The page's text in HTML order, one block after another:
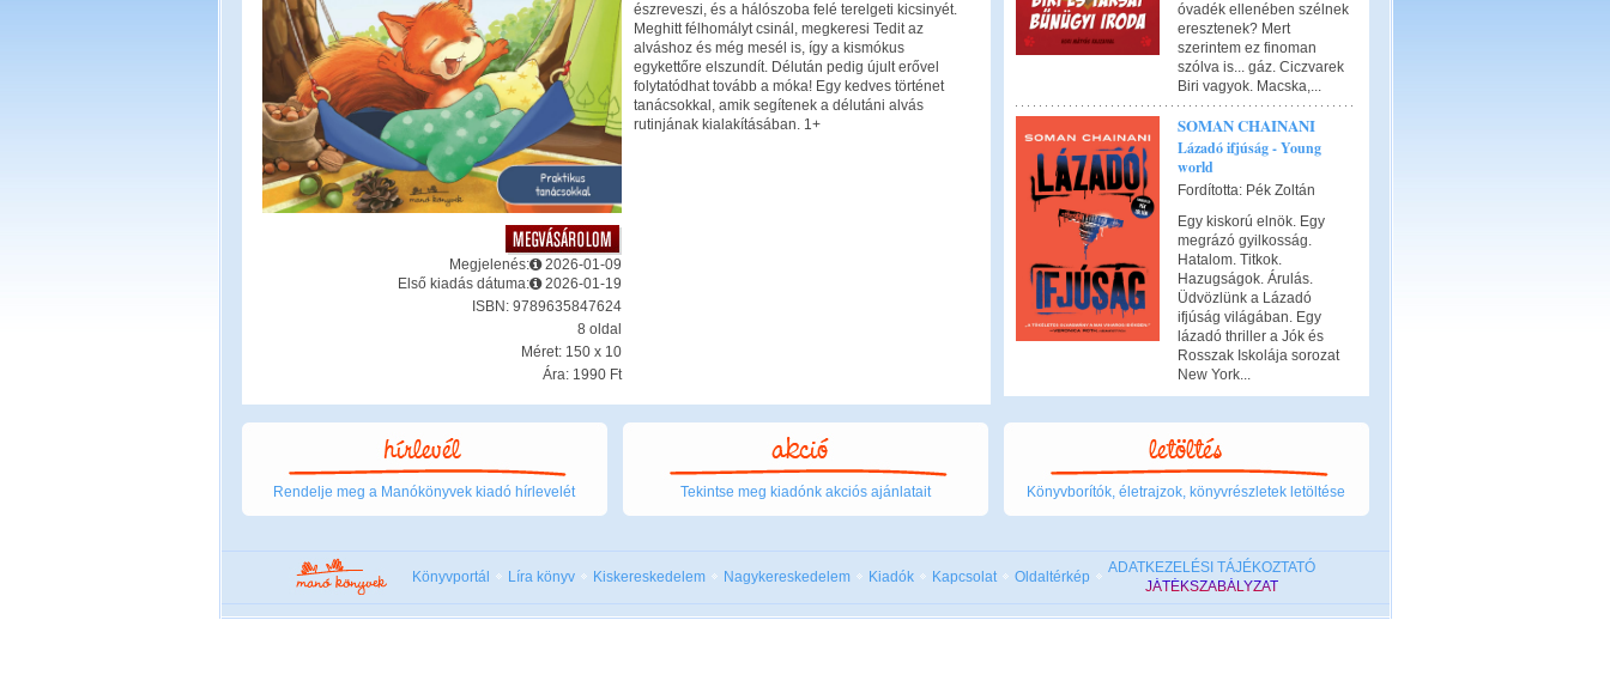
Megjelenés:
2026-01-09
Első kiadás dátuma:
2026-01-19
ISBN: 9789635847624
8 oldal
Méret: 150 x 10
Ára: 1990 Ft
észreveszi, és a hálószoba felé terelgeti kicsinyét.
Meghitt félhomályt csinál, megkeresi Tedit az
alváshoz és még mesél is, így a kismókus
egykettőre elszundít. Délután pedig újult erővel
folytatódhat tovább a móka! Egy kedves történet
tanácsokkal, amik segítenek a délutáni alvás
rutinjának kialakításában. 1+
óvadék ellenében szélnek
eresztenek? Mert
szerintem ez finoman
szólva is... gáz. Ciczvarek
Biri vagyok. Macska,...
SOMAN CHAINANI
Lázadó ifjúság - Young
world
Fordította: Pék Zoltán
Egy kiskorú elnök. Egy
megrázó gyilkosság.
Hatalom. Titkok.
Hazugságok. Árulás.
Üdvözlünk a Lázadó
ifjúság világában. Egy
lázadó thriller a Jók és
Rosszak Iskolája sorozat
New York...
Rendelje meg a Manókönyvek kiadó hírlevelét Tekintse meg kiadónk akciós ajánlatait Könyvborítók, életrajzok, könyvrészletek letöltése
Könyvportál Líra könyv Kiskereskedelem Nagykereskedelem Kiadók Kapcsolat Oldaltérkép
ADATKEZELÉSI TÁJÉKOZTATÓ
JÁTÉKSZABÁLYZAT